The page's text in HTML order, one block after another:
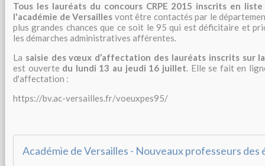
Tous les lauréats du concours CRPE 2015 inscrits en
l'académie de Versailles vont être contactés par le
plus grandes chances que ce soit le 95 qui est déficitaire et
les démarches administratives afférentes.
La saisie des vœux d’affectation des lauréats inscrits sur
est ouverte du lundi 13 au jeudi 16 juillet. Elle se fait en
d'affectation :
https://bv.ac-versailles.fr/voeuxpes95/